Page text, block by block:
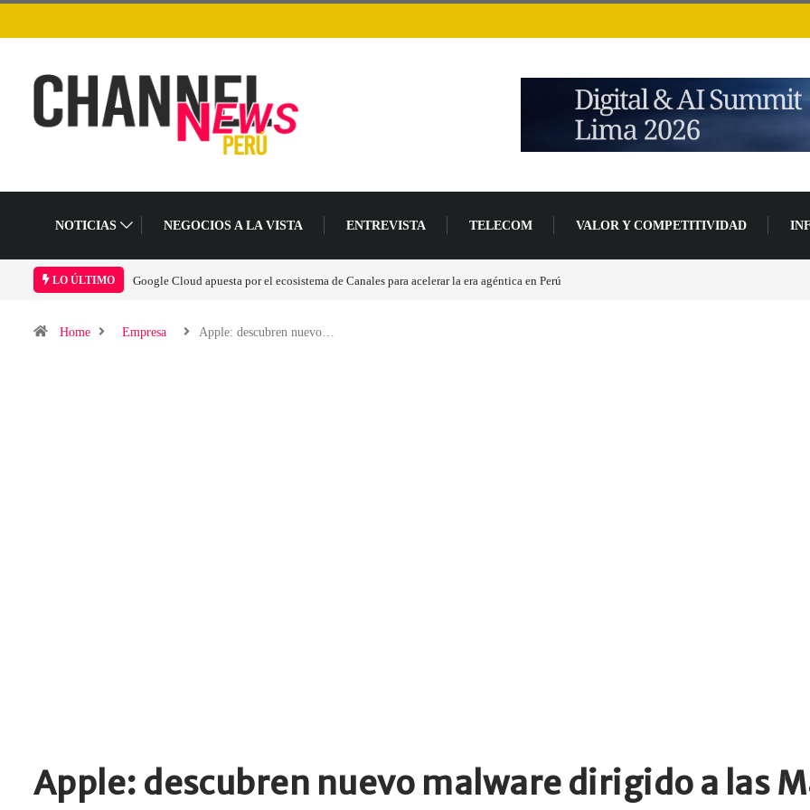
NOTICIAS NEGOCIOS A LA VISTA ENTREVISTA TELECOM VALOR Y COMPETITIVIDAD
LO ÚLTIMO
de Canales para acelerar la era agéntica en PerúLas causas del impulso al alza en el precio de las placas base
Home Empresa Apple: descubren nuevo…
Apple: descubren nuevo malware dirigido a las